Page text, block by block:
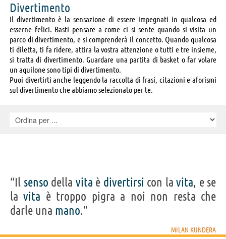
Divertimento
Il divertimento è la sensazione di essere impegnati in qualcosa ed
esserne felici. Basti pensare a come ci si sente quando si visita un
parco di divertimento, e si comprenderà il concetto. Quando qualcosa
ti diletta, ti fa ridere, attira la vostra attenzione o tutti e tre insieme,
si tratta di divertimento. Guardare una partita di basket o far volare
un aquilone sono tipi di divertimento.
Puoi divertirti anche leggendo la raccolta di frasi, citazioni e aforismi
sul divertimento che abbiamo selezionato per te.
“Il senso della vita è divertirsi con la vita, e se
lavita è troppo pigra a noi non resta che
darle una mano.”
MILAN KUNDERA